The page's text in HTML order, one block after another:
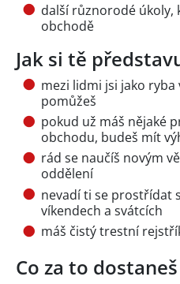
další různorodé úkoly,
obchodě
Jak si tě
mezi lidmi jsi jako ryba
pomůžeš
pokud už máš nějaké
obchodu, budeš mít
rád se naučíš novým
oddělení
nevadí ti se prostřídat
víkendech a svátcích
máš čistý trestní
Co za to dostaneš